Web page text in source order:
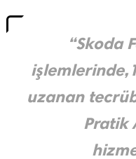
“Skoda
uzanan
Pratik